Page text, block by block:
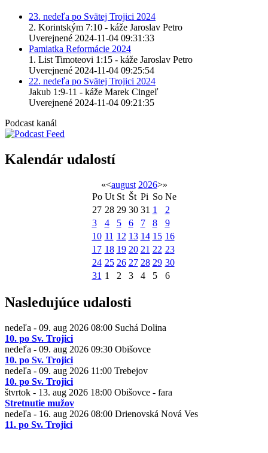
23. nedeľa po Svätej Trojici 2024
2. Korintským 7:10 - káže Jaroslav Petro
Uverejnené 2024-11-04 09:31:33
Pamiatka Reformácie 2024
1. List Timoteovi 1:15 - káže Jaroslav Petro
Uverejnené 2024-11-04 09:25:54
22. nedeľa po Svätej Trojici 2024
Jakub 1:9-11 - káže Marek Cingeľ
Uverejnené 2024-11-04 09:21:35
Podcast kanál
Kalendár udalostí
«<august 2026>»
Po Ut St Št Pi So Ne
27 28 29 30 31 1
2
3
4 5 6 7 8
9
10 11 12 13 14 15 16
17 18 19 20 21 22 23
24 25 26 27 28 29 30
31 1 2 3 4 5 6
Nasledujúce udalosti
nedeľa - 09. aug 2026 08:00 Suchá Dolina
10. po Sv. Trojici
nedeľa - 09. aug 2026 09:30 Obišovce
10. po Sv. Trojici
nedeľa - 09. aug 2026 11:00 Trebejov
10. po Sv. Trojici
štvrtok - 13. aug 2026 18:00 Obišovce - fara
Stretnutie mužov
nedeľa - 16. aug 2026 08:00 Drienovská Nová Ves
11. po Sv. Trojici